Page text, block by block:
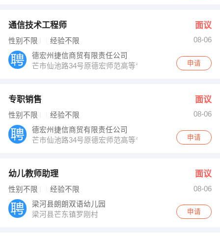
通信技术工程师 面议
性别不限 经验不限
08-06
德宏州捷信商贸有限责任公司
芒市仙池路34号原德宏师范高等专科学校
申请
专职销售 面议
性别不限 经验不限
08-06
德宏州捷信商贸有限责任公司
芒市仙池路34号原德宏师范高等专科学校
申请
幼儿教师助理 面议
性别不限 经验不限
08-06
梁河县朗朗双语幼儿园
梁河县芒东镇罗刚村
申请